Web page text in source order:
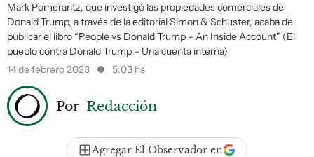
Mark Pomerantz, que investigó las propiedades comerciales de
Donald Trump, a través de la editorial Simon & Schuster, acaba de
publicar el libro “People vs Donald Trump – An Inside Account” (El
pueblo contra Donald Trump – Una cuenta interna)
14 de febrero 2023
5:03 hs
Por Redacción
Agregar El Observador en